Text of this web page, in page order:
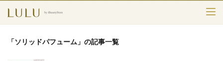
「ソリッドパフューム」の記事一覧